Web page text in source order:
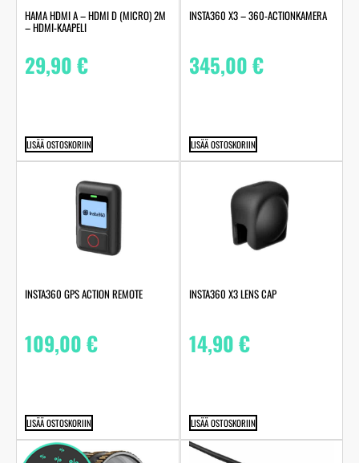
HAMA HDMI A – HDMI D (MICRO) 2M
– HDMI-KAAPELI
29,90€
LISÄÄ OSTOSKORIIN
INSTA360 X3 – 360-ACTIONKAMERA
345,00€
LISÄÄ OSTOSKORIIN
INSTA360 GPS ACTION REMOTE
109,00€
LISÄÄ OSTOSKORIIN
INSTA360 X3 LENS CAP
14,90€
LISÄÄ OSTOSKORIIN